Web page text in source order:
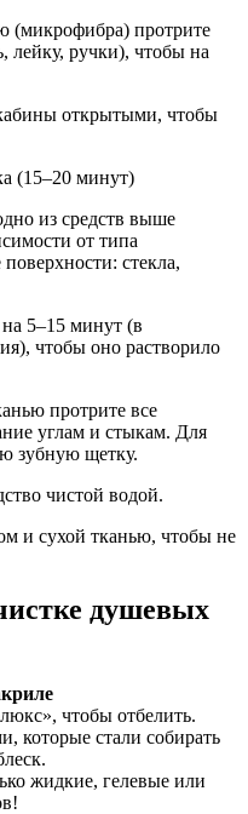
(микрофибра) протрите
лейку, ручки), чтобы на
открытыми, чтобы
(15–20 минут)
из средств выше
от типа
стекла,
на 5–15 минут (в
чтобы оно растворило
протрите все
углам и стыкам. Для
зубную щетку.
чистой водой.
и сухой тканью, чтобы не
душевых
чтобы отбелить.
которые стали собирать
жидкие, гелевые или